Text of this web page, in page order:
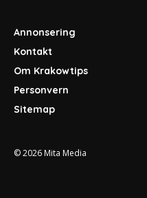
Annonsering
Kontakt
Om Krakowtips
Personvern
Sitemap
© 2026 Mita Media